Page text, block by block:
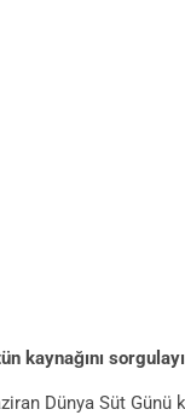
kaynağını
Dünya Süt Günü